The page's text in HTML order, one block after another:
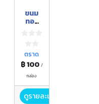
ขนม
ทอง
ตราด
฿ 100 /
กล่อง
ดูรายละเอียด